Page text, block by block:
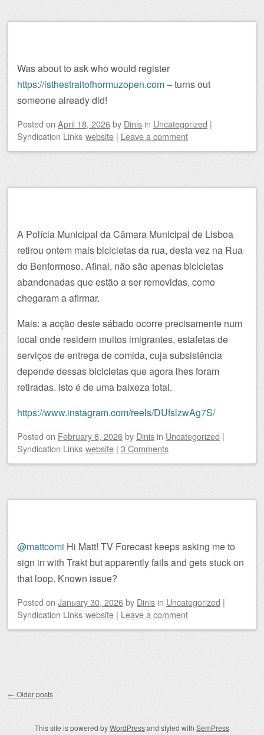
Was about to ask who would register
https://isthestraitofhormuzopen.com– turns out
someone already did!
Posted on April 18, 2026by Dinis in Uncategorized |
Syndication Links website | Leave a comment
A Polícia Municipal da Câmara Municipal de Lisboa
retirou ontem mais bicicletas da rua, desta vez na Rua
do Benformoso. Afinal, não são apenas bicicletas
abandonadas que estão a ser removidas, como
chegaram a afirmar.
Mais: a acção deste sábado ocorre precisamente num
local onde residem muitos imigrantes, estafetas de
serviços de entrega de comida, cuja subsistência
depende dessas bicicletas que agora lhes foram
retiradas. Isto é de uma baixeza total.
https://www.instagram.com/reels/DUfslzwAg7S/
Posted on February 8, 2026by Dinis in Uncategorized |
Syndication Links website | 3 Comments
@mattcomi Hi Matt! TV Forecast keeps asking me to
sign in with Trakt but apparently fails and gets stuck on
that loop. Known issue?
Posted on January 30, 2026by Dinis in Uncategorized |
Syndication Links website | Leave a comment
← Older posts
This site is powered byWordPressand styled with SemPress